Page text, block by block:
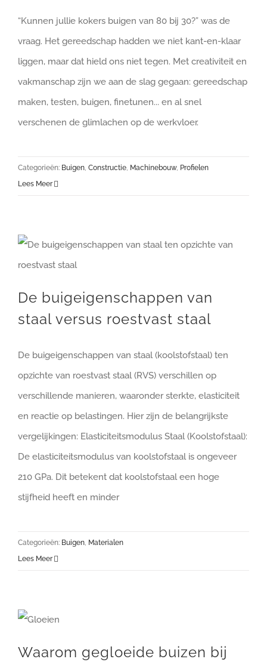
“Kunnen jullie kokers buigen van 80 bij 30?” was de
vraag. Het gereedschap hadden we niet kant-en-klaar
liggen, maar dat hield ons niet tegen. Met creativiteit en
vakmanschap zijn we aan de slag gegaan: gereedschap
maken, testen, buigen, finetunen... en al snel
verschenen de glimlachen op de werkvloer.
Categorieën: Buigen Constructie Machinebouw, Profielen
Lees Meer
De buigeigenschappen van
staal versus roestvast staal
De buigeigenschappen van staal (koolstofstaal) ten
opzichte van roestvast staal (RVS) verschillen op
verschillende manieren, waaronder sterkte, elasticiteit
en reactie op belastingen. Hier zijn de belangrijkste
vergelijkingen: Elasticiteitsmodulus Staal (Koolstofstaal):
De elasticiteitsmodulus van koolstofstaal is ongeveer
210 GPa. Dit betekent dat koolstofstaal een hoge
stijfheid heeft en minder
Categorieën: Buigen Materialen
Lees Meer
Waarom gegloeide buizen bij